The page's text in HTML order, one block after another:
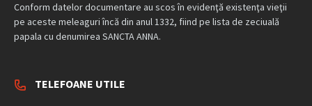
Conform datelor documentare au scos în evidenţă existenţa vieţii
pe aceste meleaguri încă din anul 1332, fiind pe lista de zeciuală
papala cu denumirea SANCTA ANNA.
TELEFOANE UTILE